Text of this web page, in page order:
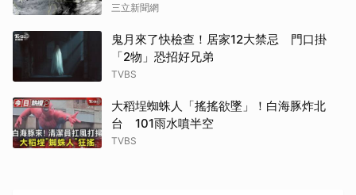
三立新聞網
鬼月來了快檢查！居家12大禁忌 門口掛
「2物」恐招好兄弟
TVBS
大稻埕蜘蛛人「搖搖欲墜」！白海豚炸北
台 101雨水噴半空
TVBS